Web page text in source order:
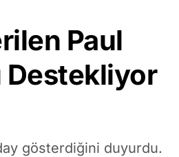
Paul
Destekliyor
gösterdiğini duyurdu.